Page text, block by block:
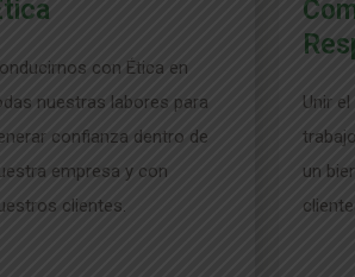
con Ética en
nuestras labores para
confianza dentro de
empresa y con
clientes.
Unir
un